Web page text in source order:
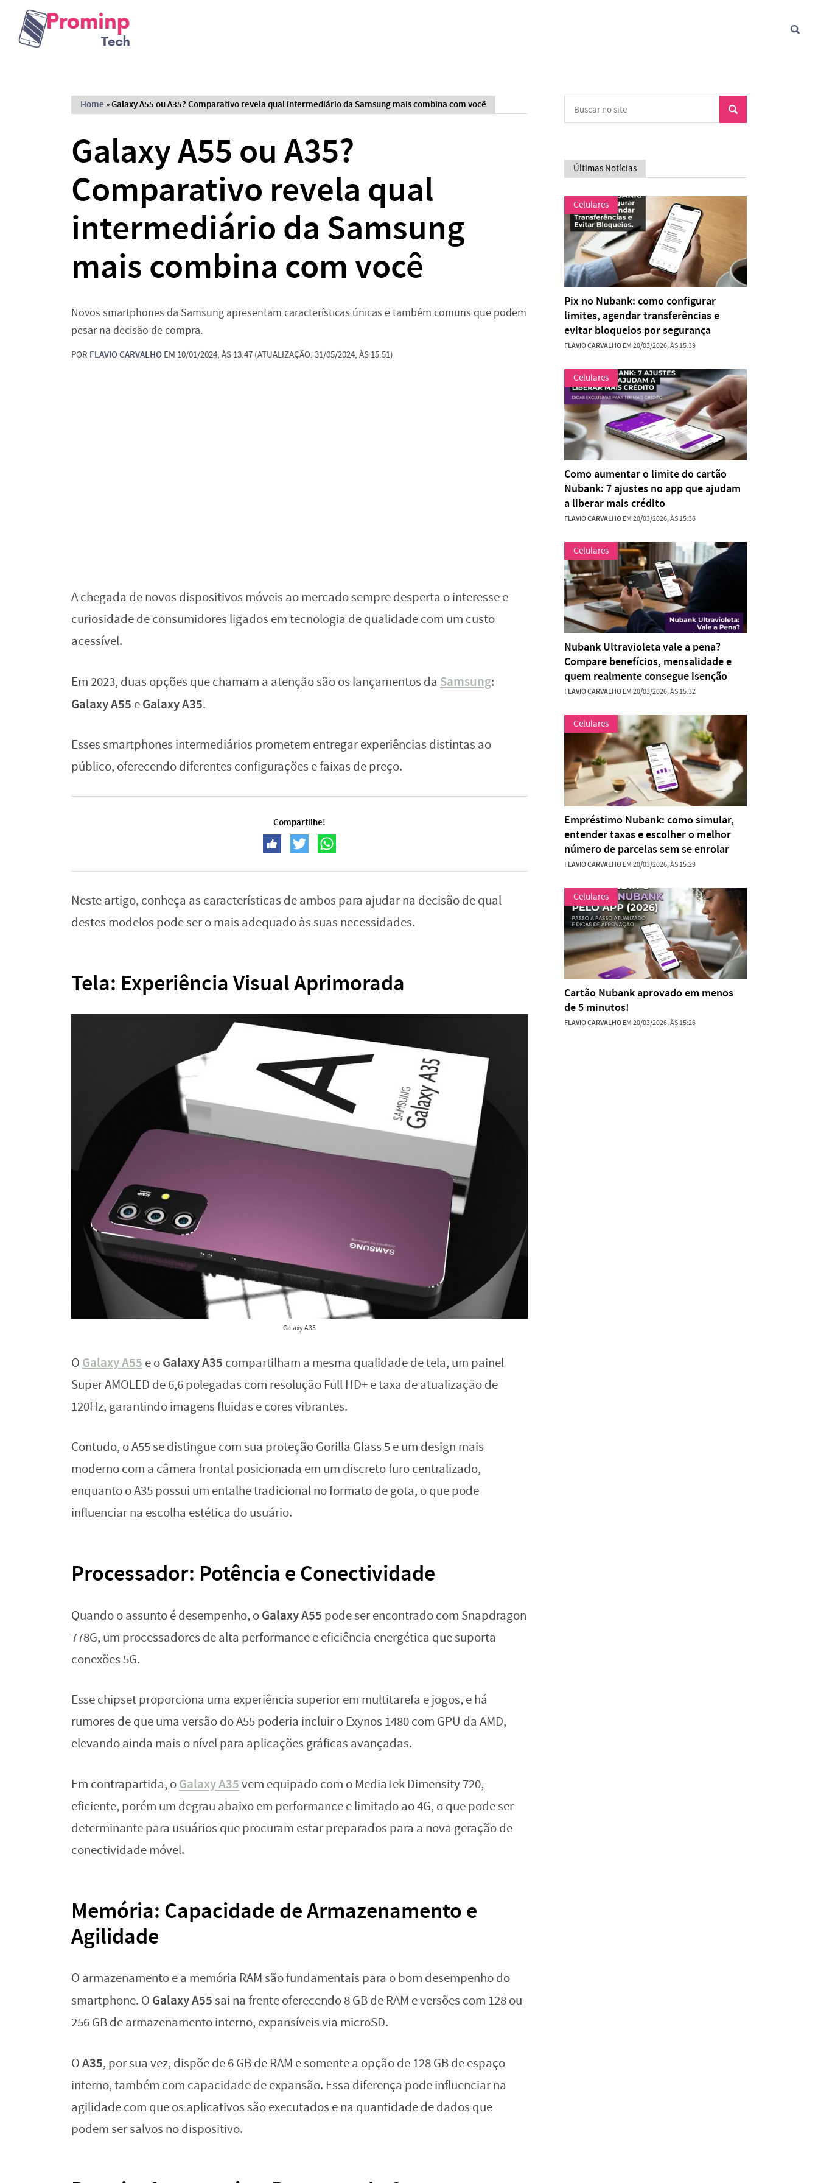
Home »Galaxy A55 ou A35? Comparativo revela qual intermediário da Samsung mais combina com você
Galaxy A55 ou A35?
Comparativo revela qual
intermediário da Samsung
mais combina com você
Novos smartphones da Samsung apresentam características únicas e também comuns que podem
pesar na decisão de compra.
POR FLAVIO CARVALHO EM 10/01/2024, ÀS 13:47 (ATUALIZAÇÃO: 31/05/2024, ÀS 15:51)
A chegada de novos dispositivos móveis ao mercado sempre desperta o interesse e
curiosidade de consumidores ligados em tecnologia de qualidade com um custo
acessível.
Em 2023, duas opções que chamam a atenção são os lançamentos da Samsung:
Galaxy A55 eGalaxy A35.
Esses smartphones intermediários prometem entregar experiências distintas ao
público, oferecendo diferentes configurações e faixas de preço.
Compartilhe!
Neste artigo, conheça as características de ambos para ajudar na decisão de qual
destes modelos pode ser o mais adequado às suas necessidades.
Tela: Experiência Visual Aprimorada
Galaxy A35
O Galaxy A55 e oGalaxy A35 compartilham a mesma qualidade de tela, um painel
Super AMOLED de 6,6 polegadas com resolução Full HD+ e taxa de atualização de
120Hz, garantindo imagens fluidas e cores vibrantes.
Contudo, o A55 se distingue com sua proteção Gorilla Glass 5 e um design mais
moderno com a câmera frontal posicionada em um discreto furo centralizado,
enquanto o A35 possui um entalhe tradicional no formato de gota, o que pode
influenciar na escolha estética do usuário.
Processador: Potência e Conectividade
Quando o assunto é desempenho, oGalaxy A55 pode ser encontrado com Snapdragon
778G, um processadores de alta performance e eficiência energética que suporta
conexões 5G.
Esse chipset proporciona uma experiência superior em multitarefa e jogos, e há
rumores de que uma versão do A55 poderia incluir o Exynos 1480 com GPU da AMD,
elevando ainda mais o nível para aplicações gráficas avançadas.
Em contrapartida, oGalaxy A35vem equipado com o MediaTek Dimensity 720,
eficiente, porém um degrau abaixo em performance e limitado ao 4G, o que pode ser
determinante para usuários que procuram estar preparados para a nova geração de
conectividade móvel.
Memória: Capacidade de Armazenamento e
Agilidade
O armazenamento e a memória RAM são fundamentais para o bom desempenho do
smartphone. O Galaxy A55sai na frente oferecendo 8 GB de RAM e versões com 128 ou
256 GB de armazenamento interno, expansíveis via microSD.
OA35, por sua vez, dispõe de 6 GB de RAM e somente a opção de 128 GB de espaço
interno, também com capacidade de expansão. Essa diferença pode influenciar na
agilidade com que os aplicativos são executados e na quantidade de dados que
podem ser salvos no dispositivo.
Últimas Notícias
Celulares
Pix no Nubank: como configurar
limites, agendar transferências e
evitar bloqueios por segurança
FLAVIO CARVALHOEM 20/03/2026, ÀS 15:39
Celulares
Como aumentar o limite do cartão
Nubank: 7 ajustes no app que ajudam
a liberar mais crédito
FLAVIO CARVALHOEM 20/03/2026, ÀS 15:36
Celulares
Nubank Ultravioleta vale a pena?
Compare benefícios, mensalidade e
quem realmente consegue isenção
FLAVIO CARVALHOEM 20/03/2026, ÀS 15:32
Celulares
Empréstimo Nubank: como simular,
entender taxas e escolher o melhor
número de parcelas sem se enrolar
FLAVIO CARVALHOEM 20/03/2026, ÀS 15:29
Celulares
Cartão Nubank aprovado em menos
de 5 minutos!
FLAVIO CARVALHOEM 20/03/2026, ÀS 15:26